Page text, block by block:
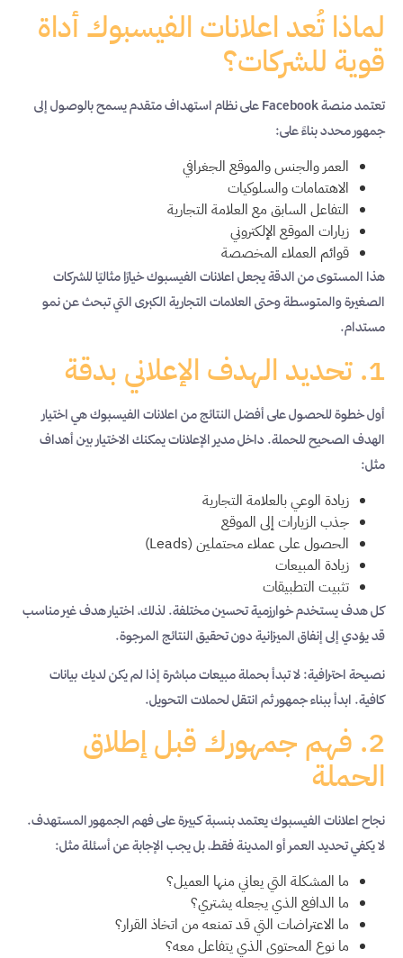
لماذا تُعد اعلانات الفيسبوك أداة
قوية للشركات؟
تعتمد منصة Facebook على نظام استهداف متقدم يسمح بالوصول إلى
جمهور محدد بناءً على:
العمر والجنس والموقع الجغرافي
الاهتمامات والسلوكيات
التفاعل السابق مع العلامة التجارية
زيارات الموقع الإلكتروني
قوائم العملاء المخصصة
هذا المستوى من الدقة يجعل اعلانات الفيسبوك خيارًا مثاليًا للشركات
الصغيرة والمتوسطة وحتى العلامات التجارية الكبرى التي تبحث عن نمو
مستدام.
1. تحديد الهدف الإعلاني بدقة
أول خطوة للحصول على أفضل النتائج من اعلانات الفيسبوك هي اختيار
الهدف الصحيح للحملة. داخل مدير الإعلانات يمكنك الاختيار بين أهداف
مثل:
زيادة الوعي بالعلامة التجارية
جذب الزيارات إلى الموقع
الحصول على عملاء محتملين (Leads)
زيادة المبيعات
تثبيت التطبيقات
كل هدف يستخدم خوارزمية تحسين مختلفة. لذلك، اختيار هدف غير مناسب
قد يؤدي إلى إنفاق الميزانية دون تحقيق النتائج المرجوة.
نصيحة احترافية: لا تبدأ بحملة مبيعات مباشرة إذا لم يكن لديك بيانات
كافية. ابدأ ببناء جمهور ثم انتقل لحملات التحويل.
2. فهم جمهورك قبل إطلاق
الحملة
نجاح اعلانات الفيسبوك يعتمد بنسبة كبيرة على فهم الجمهور المستهدف.
لا يكفي تحديد العمر أو المدينة فقط، بل يجب الإجابة عن أسئلة مثل:
ما المشكلة التي يعاني منها العميل؟
ما الدافع الذي يجعله يشتري؟
ما الاعتراضات التي قد تمنعه من اتخاذ القرار؟
ما نوع المحتوى الذي يتفاعل معه؟